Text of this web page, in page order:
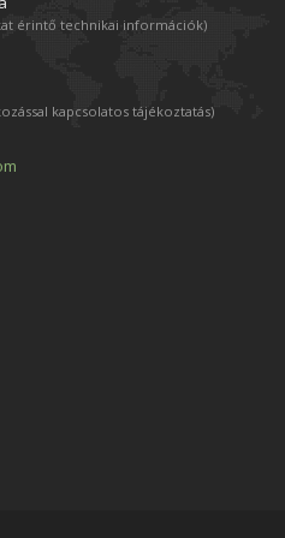
érintő technikai információk)
kapcsolatos tájékoztatás)